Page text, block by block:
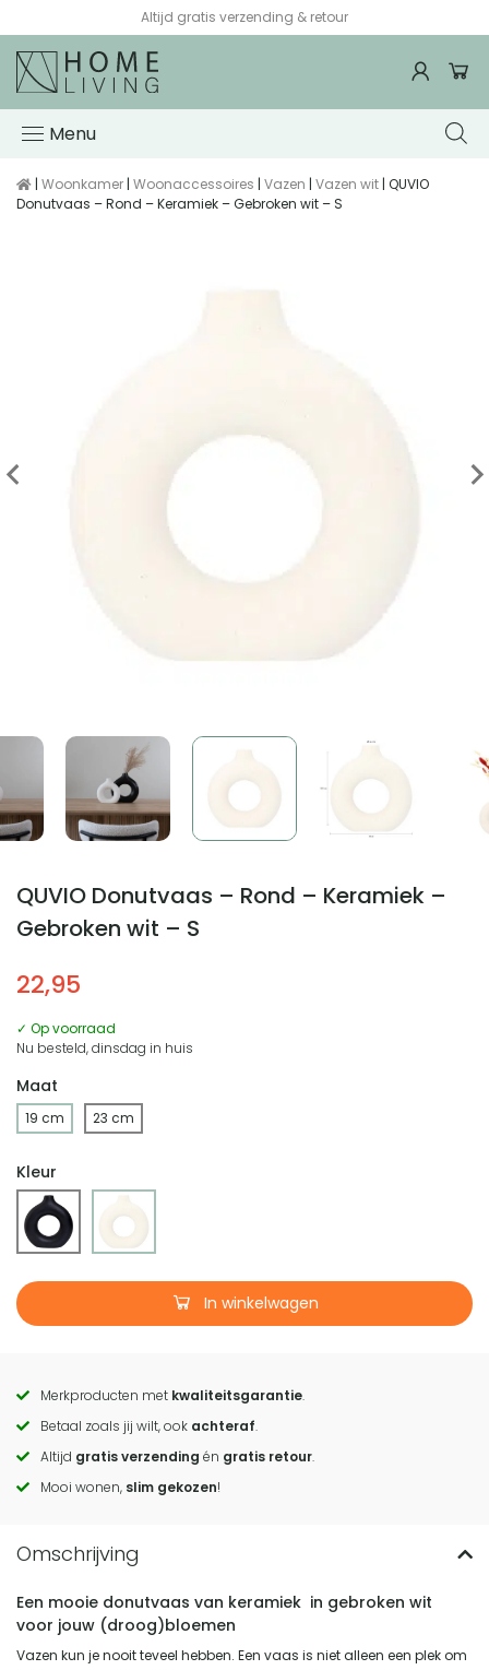
Altijd gratis verzending & retour
Menu
| Woonkamer | Woonaccessoires | Vazen | Vazen wit | QUVIO
Donutvaas – Rond – Keramiek – Gebroken wit – S
QUVIO Donutvaas – Rond – Keramiek –
Gebroken wit – S
22,95
✓ Op voorraad
Nu besteld, dinsdag in huis
Maat
19 cm 23 cm
Kleur
In winkelwagen
Call
to
actions
Merkproducten met kwaliteitsgarantie.
Betaal zoals jij wilt, ook achteraf.
Altijd gratis verzending én gratis retour.
Mooi wonen, slim gekozen!
Een mooie donutvaas van keramiek in gebroken wit
voor jouw (droog)bloemen
Vazen kun je nooit teveel hebben. Een vaas is niet alleen een plek om